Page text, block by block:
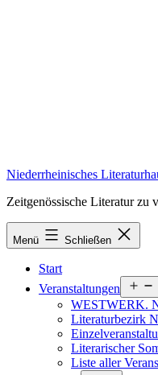
Niederrheinisches
Zeitgenössische Literatur zu
Menü Schließen
Start
Veranstaltungen
WESTWERK.
Literaturbezirk
Literarischer
Liste aller